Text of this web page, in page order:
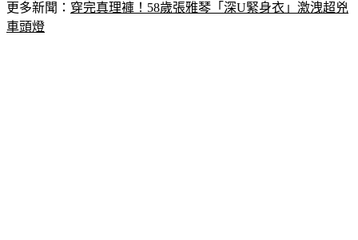
更多新聞： 穿完真理褲！58歲張雅琴「深U緊身衣」激洩超兇
車頭燈